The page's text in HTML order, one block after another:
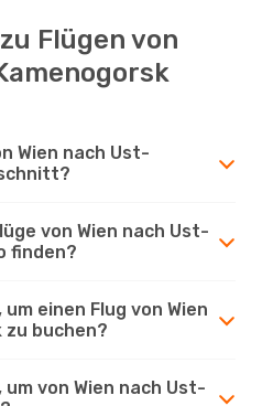
Flügen von
Wien nach Ust-
von Wien nach Ust-
finden?
einen Flug von Wien
zu buchen?
von Wien nach Ust-